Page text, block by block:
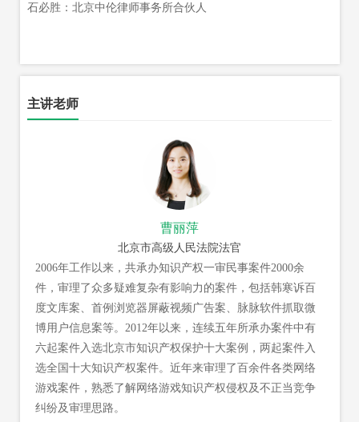
石必胜：北京中伦律师事务所合伙人
主讲老师
曹丽萍
北京市高级人民法院法官
2006年工作以来，共承办知识产权一审民事案件2000余
件，审理了众多疑难复杂有影响力的案件，包括韩寒诉百
度文库案、首例浏览器屏蔽视频广告案、脉脉软件抓取微
博用户信息案等。2012年以来，连续五年所承办案件中有
六起案件入选北京市知识产权保护十大案例，两起案件入
选全国十大知识产权案件。近年来审理了百余件各类网络
游戏案件，熟悉了解网络游戏知识产权侵权及不正当竞争
纠纷及审理思路。